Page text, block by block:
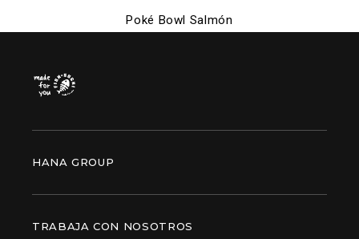
Poké Bowl Salmón
HANA GROUP
TRABAJA CON NOSOTROS